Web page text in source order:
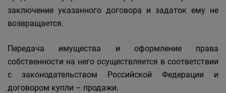
заключение указанного договора и задаток ему не
возвращается.
Передача имущества и оформление права
собственности на него осуществляется в соответствии
с законодательством Российской Федерации и
договором купли – продажи.